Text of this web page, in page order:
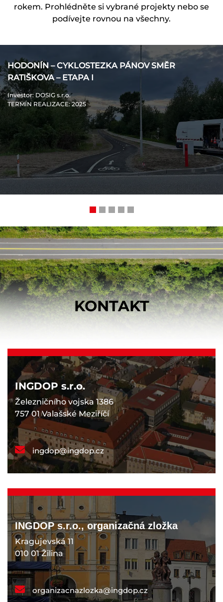
rokem. Prohlédněte si vybrané projekty nebo se
podívejte rovnou na všechny.
HODONÍN – CYKLOSTEZKA PÁNOV SMĚR
RATIŠKOVA – ETAPA I
Investor: DOSIG s.r.o.
TERMÍN REALIZACE: 2025
KONTAKT
INGDOP s.r.o.
Železničního vojska 1386
757 01 Valašské Meziříčí
ingdop@ingdop.cz
INGDOP s.r.o., organizačná zložka
Kragujevská 11
010 01 Žilina
organizacnazlozka@ingdop.cz